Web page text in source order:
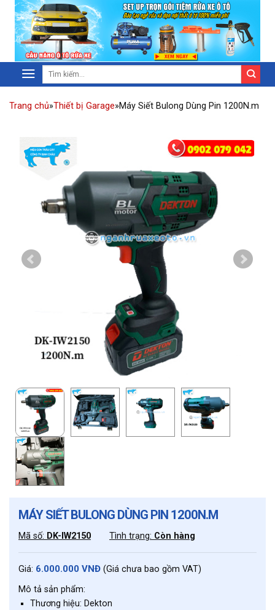
Trang chủ»Thiết bị Garage»Máy Siết Bulong Dùng Pin 1200N.m
MÁY SIẾT BULONG DÙNG PIN 1200N.M
Mã số: DK-IW2150 Tình trạng: Còn hàng
Giá: 6.000.000 VNĐ (Giá chưa bao gồm VAT)
Mô tả sản phẩm:
Thương hiệu: Dekton